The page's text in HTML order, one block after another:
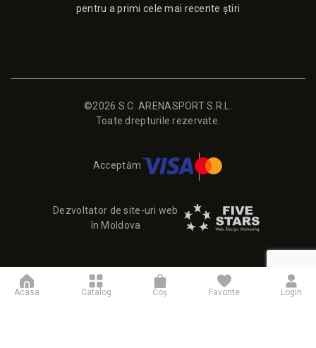
pentru a primi cele mai recente știri
©2026 S.C. ARENASPORT S.R.L.
Toate drepturile rezervate.
Acceptăm
Dezvoltator de site-uri web
în Moldova
Acasa Catalog Coş Favorite Login